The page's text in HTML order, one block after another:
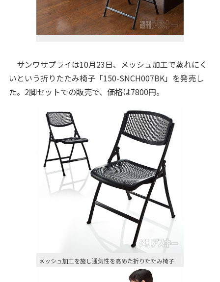
サンワサプライは10月23日、メッシュ加工で蒸れにく
いという折りたたみ椅子「150-SNCH007BK」を発売し
た。2脚セットでの販売で、価格は7800円。
メッシュ加工を施し通気性を高めた折りたたみ椅子